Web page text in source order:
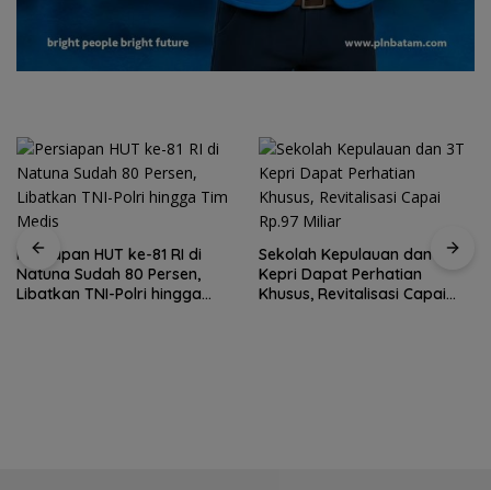
Persiapan HUT ke-81 RI di
Natuna Sudah 80 Persen,
Libatkan TNI-Polri hingga
Sekolah Kepulauan dan 3T
Kepri Dapat Perhatian
Khusus, Revitalisasi Capai